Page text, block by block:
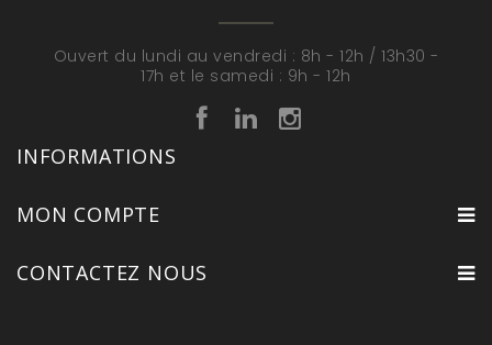
Ouvert du lundi au vendredi : 8h - 12h / 13h30 -
17h et le samedi : 9h - 12h
INFORMATIONS
MON COMPTE
CONTACTEZ NOUS